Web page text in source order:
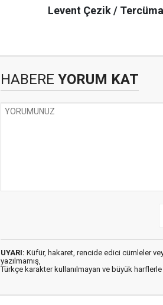
Levent Çezik /
HABERE YORUM KAT
UYARI: Küfür, hakaret, rencide edici cümleler
yazılmamış,
Türkçe karakter kullanılmayan ve büyük